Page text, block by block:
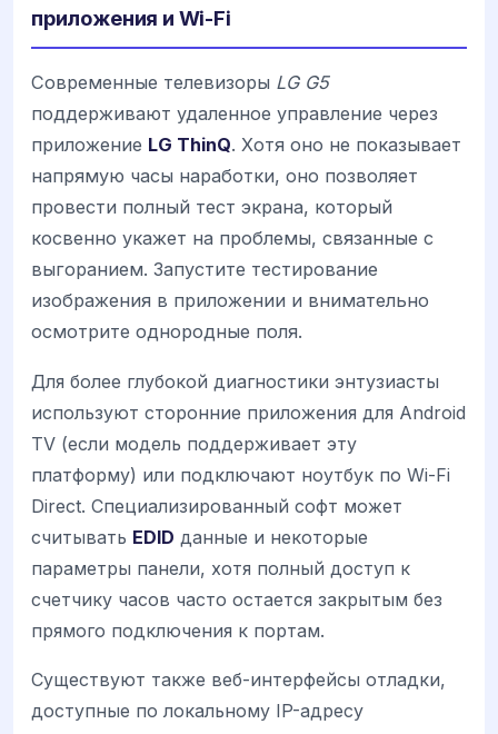
приложения и Wi-Fi
Современные телевизоры LG G5
поддерживают удаленное управление через
приложение LG ThinQ. Хотя оно не показывает
напрямую часы наработки, оно позволяет
провести полный тест экрана, который
косвенно укажет на проблемы, связанные с
выгоранием. Запустите тестирование
изображения в приложении и внимательно
осмотрите однородные поля.
Для более глубокой диагностики энтузиасты
используют сторонние приложения для Android
TV (если модель поддерживает эту
платформу) или подключают ноутбук по Wi-Fi
Direct. Специализированный софт может
считывать EDID данные и некоторые
параметры панели, хотя полный доступ к
счетчику часов часто остается закрытым без
прямого подключения к портам.
Существуют также веб-интерфейсы отладки,
доступные по локальному IP-адресу